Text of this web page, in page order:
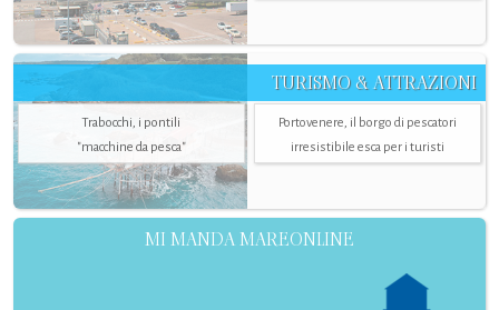
TURISMO & ATTRAZIONI
Trabocchi, i pontili
"macchine da pesca"
Portovenere, il borgo di pescatori
irresistibile esca per i turisti
MI MANDA MAREONLINE